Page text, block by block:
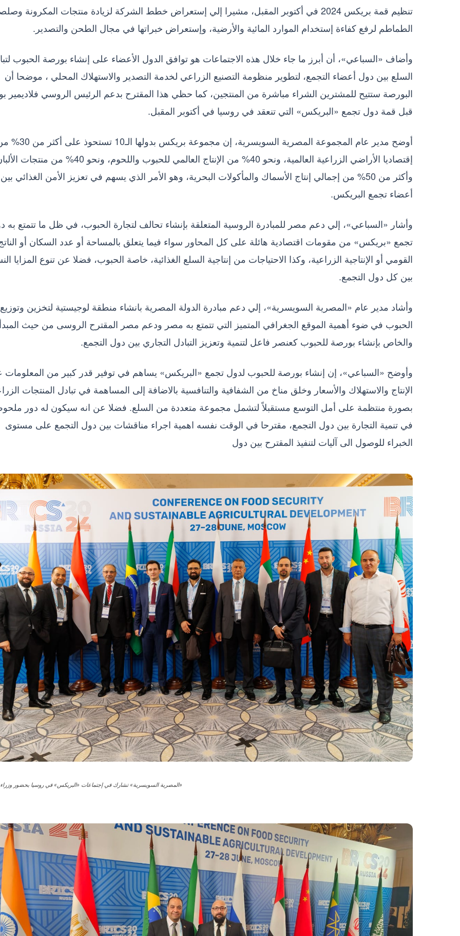
تنظيم قمة بريكس 2024 في أكتوبر المقبل، مشيرا إلي إستعراض خطط الشركة لزيادة منتجات المكرونة
الطماطم لرفع كفاءة إستخدام الموارد المائية والأرضية، وإستعراض خبراتها في مجال الطحن والتصدير.
وأضاف «السباعي»، أن أبرز ما جاء خلال هذه الاجتماعات هو توافق الدول الأعضاء على إنشاء بورصة الحبوب
السلع بين دول أعضاء التجمع، لتطوير منظومة التصنيع الزراعي لخدمة التصدير والاستهلاك المحلي ، موضحا أن
البورصة ستتيح للمشترين الشراء مباشرة من المنتجين، كما حظي هذا المقترح بدعم الرئيس الروسي فلاديمير
قبل قمة دول تجمع «البريكس» التي تنعقد في روسيا في أكتوبر المقبل.
أوضح مدير عام المجموعة المصرية السويسرية، إن مجموعة بريكس بدولها الـ10
إقتصاديا الأراضي الزراعية العالمية، ونحو 40% من الإنتاج العالمي للحبوب واللحوم، ونحو 40% من
وأكثر من 50% من إجمالي إنتاج الأسماك والمأكولات البحرية، وهو الأمر الذي يسهم في تعزيز الأمن الغذائي
أعضاء تجمع البريكس.
وأشار «السباعي»، إلي دعم مصر للمبادرة الروسية المتعلقة بإنشاء تحالف لتجارة الحبوب، في ظل ما تتمتع به
تجمع «بريكس» من مقومات اقتصادية هائلة على كل المحاور سواء فيما يتعلق بالمساحة أو عدد السكان أو
القومي أو الإنتاجية الزراعية، وكذا الاحتياجات من إنتاجية السلع الغذائية، خاصة الحبوب، فضلا عن تنوع المزايا
بين كل دول التجمع.
وأشاد مدير عام «المصرية السويسرية»، إلي دعم مبادرة الدولة المصرية بانشاء منطقة لوجيستية لتخزين وتوزيع
الحبوب في ضوء أهمية الموقع الجغرافي المتميز التي تتمتع به مصر ودعم مصر المقترح الروسى من حيث المبدأ
والخاص بإنشاء بورصة للحبوب كعنصر فاعل لتنمية وتعزيز التبادل التجاري بين دول التجمع.
وأوضح «السباعي»، إن إنشاء بورصة للحبوب لدول تجمع «البريكس» يساهم في توفير قدر كبير من
الإنتاج والاستهلاك والأسعار وخلق مناخ من الشفافية والتنافسية بالاضافة إلى المساهمة في تبادل المنتجات
بصورة منتظمة على أمل التوسع مستقبلاً لتشمل مجموعة متعددة من السلع. فضلا عن انه سيكون له دور
في تنمية التجارة بين دول التجمع، مقترحا في الوقت نفسه اهمية اجراء مناقشات بين دول التجمع على مستوى
الخبراء للوصول الى آليات لتنفيذ المقترح بين دول
«المصرية السويسرية» تشارك في إجتماعات «البريكس» في روسيا بحضور وزراء